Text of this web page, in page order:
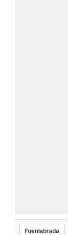
Fuenlabrada